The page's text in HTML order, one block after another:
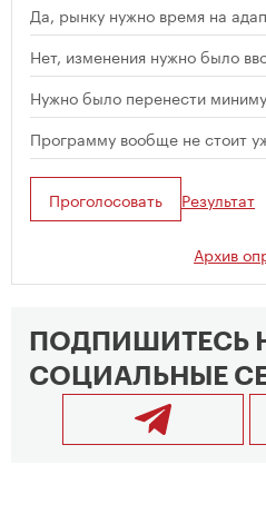
Да, рынку нужно время на
Нет, изменения нужно было
Нужно было перенести
Программу вообще не стоит
Проголосовать Результат
Архив
ПОДПИШИТЕСЬ
СОЦИАЛЬНЫЕ